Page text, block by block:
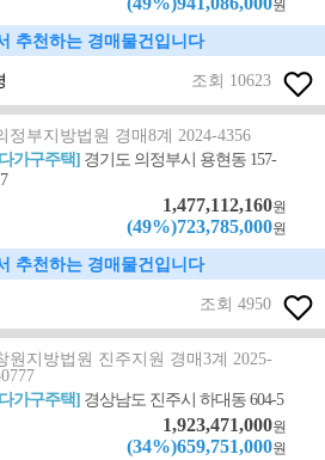
원
추천하는 경매물건입니다
조회 10623
정부지방법원 경매8계 2024-4356
가구주택] 경기도 의정부시 용현동 157-
1,477,112,160원
(49%)723,785,000원
추천하는 경매물건입니다
조회 4950
원지방법원 진주지원 경매3계 2025-
가구주택] 경상남도 진주시 하대동 604-5
1,923,471,000원
(34%)659,751,000원